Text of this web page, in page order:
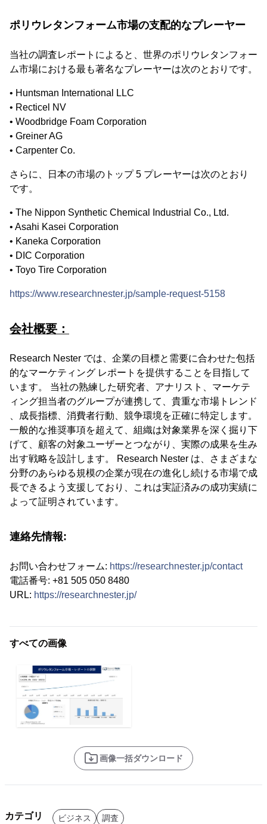
ポリウレタンフォーム市場の支配的なプレーヤー
当社の調査レポートによると、世界のポリウレタンフォー
ム市場における最も著名なプレーヤーは次のとおりです。
• Huntsman International LLC
• Recticel NV
• Woodbridge Foam Corporation
• Greiner AG
• Carpenter Co.
さらに、日本の市場のトップ 5 プレーヤーは次のとおり
です。
• The Nippon Synthetic Chemical Industrial Co., Ltd.
• Asahi Kasei Corporation
• Kaneka Corporation
• DIC Corporation
• Toyo Tire Corporation
https://www.researchnester.jp/sample-request-5158
会社概要：
Research Nester では、企業の目標と需要に合わせた包括
的なマーケティング レポートを提供することを目指して
います。 当社の熟練した研究者、アナリスト、マーケテ
ィング担当者のグループが連携して、貴重な市場トレンド
、成長指標、消費者行動、競争環境を正確に特定します。
一般的な推奨事項を超えて、組織は対象業界を深く掘り下
げて、顧客の対象ユーザーとつながり、実際の成果を生み
出す戦略を設計します。 Research Nester は、さまざまな
分野のあらゆる規模の企業が現在の進化し続ける市場で成
長できるよう支援しており、これは実証済みの成功実績に
よって証明されています。
連絡先情報:
お問い合わせフォーム: https://researchnester.jp/contact
電話番号: +81 505 050 8480
URL: https://researchnester.jp/
すべての画像
画像一括ダウンロード
カテゴリ ビジネス 調査